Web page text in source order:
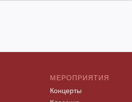
МЕРОПРИЯТИЯ
Концерты